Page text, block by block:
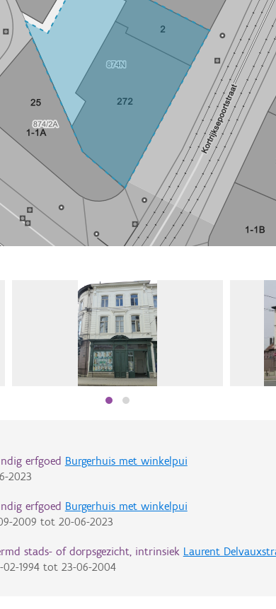
erfgoed Burgerhuis met winkelpui
2023
erfgoed Burgerhuis met winkelpui
2009 tot 20-06-2023
stads- of dorpsgezicht, intrinsiek Laurent
02-1994tot 23-06-2004